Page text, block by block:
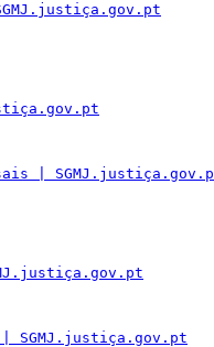
|
| SGMJ.justiça.gov.pt